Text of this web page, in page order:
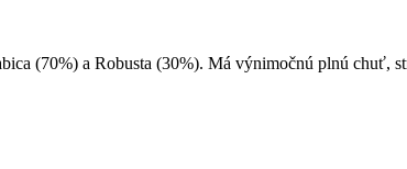
(70%) a Robusta (30%). Má výnimočnú plnú chuť,